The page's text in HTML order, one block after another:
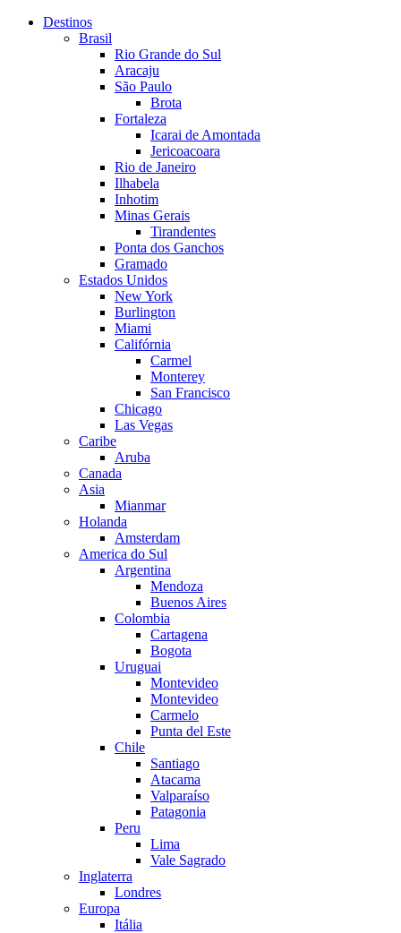
Destinos
Brasil
Rio Grande do Sul
Aracaju
São Paulo
Brota
Fortaleza
Icarai de Amontada
Jericoacoara
Rio de Janeiro
Ilhabela
Inhotim
Minas Gerais
Tirandentes
Ponta dos Ganchos
Gramado
Estados Unidos
New York
Burlington
Miami
Califórnia
Carmel
Monterey
San Francisco
Chicago
Las Vegas
Caribe
Aruba
Canada
Asia
Mianmar
Holanda
Amsterdam
America do Sul
Argentina
Mendoza
Buenos Aires
Colombia
Cartagena
Bogota
Uruguai
Montevideo
Montevideo
Carmelo
Punta del Este
Chile
Santiago
Atacama
Valparaíso
Patagonia
Peru
Lima
Vale Sagrado
Inglaterra
Londres
Europa
Itália